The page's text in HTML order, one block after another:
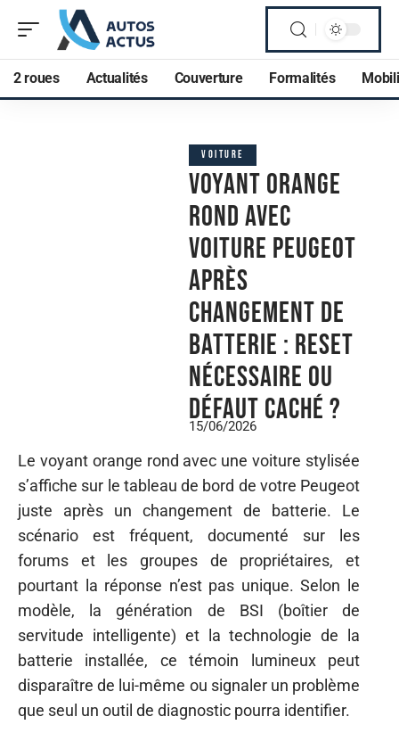
2 roues Actualités Couverture Formalités
VOITURE
Voyant orange
rond avec
voiture peugeot
après
changement de
batterie : reset
nécessaire ou
défaut caché ?
15/06/2026
Le voyant orange rond avec une voiture stylisée
s’affiche sur le tableau de bord de votre Peugeot
juste après un changement de batterie. Le
scénario est fréquent, documenté sur les
forums et les groupes de propriétaires, et
pourtant la réponse n’est pas unique. Selon le
modèle, la génération de BSI (boîtier de
servitude intelligente) et la technologie de la
batterie installée, ce témoin lumineux peut
disparaître de lui-même ou signaler un problème
que seul un outil de diagnostic pourra identifier.